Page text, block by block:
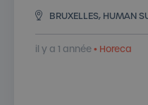
BRUXELLES, HUMAN
il y a 1 année• Horeca